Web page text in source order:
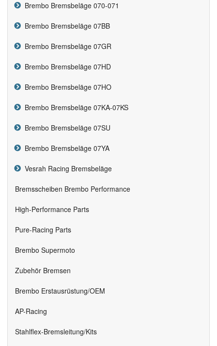
Brembo Bremsbeläge 070-071
Brembo Bremsbeläge 07BB
Brembo Bremsbeläge 07GR
Brembo Bremsbeläge 07HD
Brembo Bremsbeläge 07HO
Brembo Bremsbeläge 07KA-07KS
Brembo Bremsbeläge 07SU
Brembo Bremsbeläge 07YA
Vesrah Racing Bremsbeläge
Bremsscheiben Brembo Performance
High-Performance Parts
Pure-Racing Parts
Brembo Supermoto
Zubehör Bremsen
Brembo Erstausrüstung/OEM
AP-Racing
Stahlflex-Bremsleitung/Kits